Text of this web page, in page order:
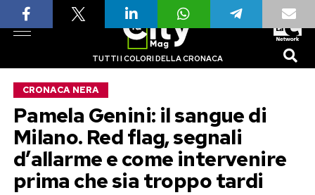
TUTTI I COLORI DELLA CRONACA
CRONACA NERA
Pamela Genini: il sangue di
Milano. Red flag, segnali
d’allarme e come intervenire
prima che sia troppo tardi